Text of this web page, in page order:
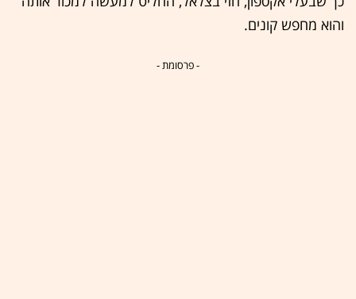
והוא מחפש קונים.
- פרסומת -